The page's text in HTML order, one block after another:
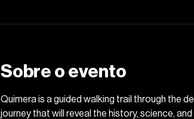
Sobre o evento
Quimera is a guided walking trail through the
journey that will reveal the history, science,